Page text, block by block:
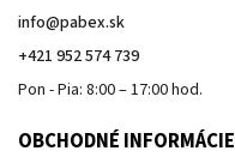
info@pabex.sk
+421 952 574 739
Pon - Pia: 8:00 – 17:00 hod.
OBCHODNÉ INFORMÁCIE